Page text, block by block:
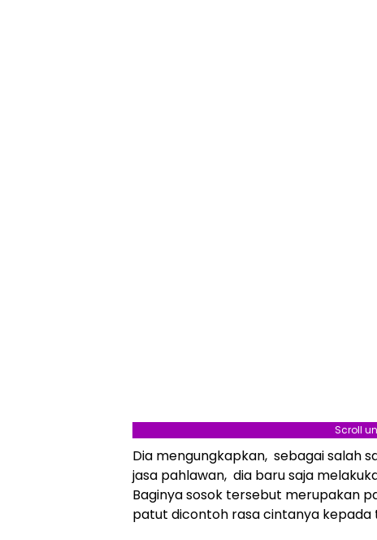
Scroll
Dia mengungkapkan, sebagai salah
jasa pahlawan, dia baru saja
Baginya sosok tersebut merupakan
patut dicontoh rasa cintanya kepada